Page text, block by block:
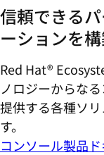
信頼できる
ーションを
Red Hat®
ノロジーからな
提供する各種ソ
す。
コンソール製品